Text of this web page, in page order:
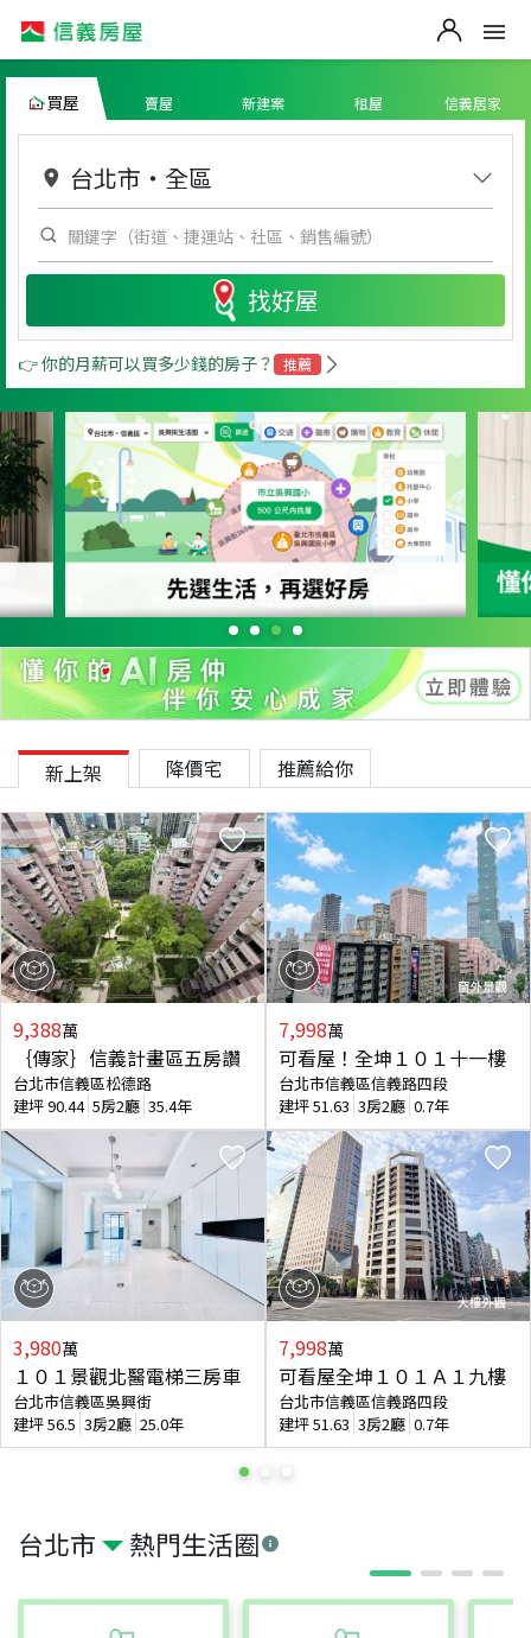
買屋 賣屋 新建案 租屋 信義居家
台北市 ・ 全區
找好屋
👉 你的月薪可以買多少錢的房子？ 推薦
台北市 熱門生活圈
新上架 降價宅 推薦給你
9,388萬
｛傳家｝信義計畫區五房讚
台北市信義區松德路
建坪90.44 5房2廳 35.4年
3,980萬
１０１景觀北醫電梯三房車
台北市信義區吳興街
建坪56.5 3房2廳 25.0年
7,998萬
可看屋！全坤１０１十一樓
台北市信義區信義路四段
建坪51.63 3房2廳 0.7年
7,998萬
可看屋全坤１０１Ａ１九樓
台北市信義區信義路四段
建坪51.63 3房2廳 0.7年